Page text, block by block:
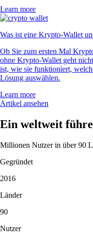
Learn more
Was ist eine Krypto-Wallet
Ob Sie zum ersten Mal
ohne Krypto-Wallet geht
ist, wie sie funktioniert,
Lösung auswählen.
Learn more
Artikel ansehen
Ein weltweit
Millionen Nutzer in über 90
Gegründet
2016
Länder
90
Nutzer